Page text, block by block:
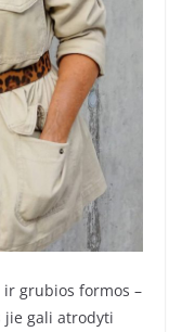
ir grubios formos –
jie gali atrodyti